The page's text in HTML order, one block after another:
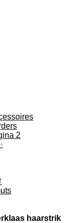
2
haarstrik